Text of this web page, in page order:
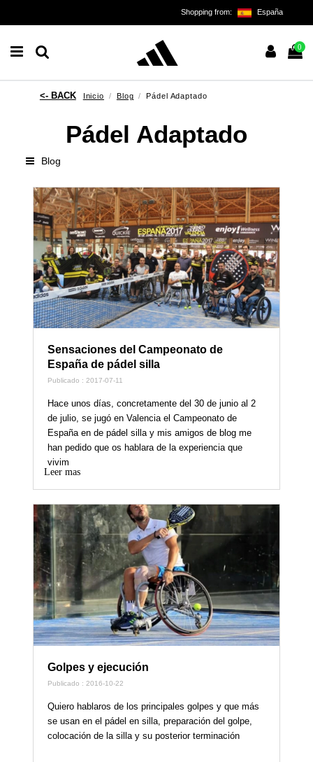
Shopping from: España
0
Inicio Blog Pádel Adaptado
Pádel Adaptado
Blog
Sensaciones del Campeonato de
España de pádel silla
Publicado : 2017-07-11
Hace unos días, concretamente del 30 de junio al 2
de julio, se jugó en Valencia el Campeonato de
España en de pádel silla y mis amigos de blog me
han pedido que os hablara de la experiencia que
vivim
Leer mas
Golpes y ejecución
Publicado : 2016-10-22
Quiero hablaros de los principales golpes y que más
se usan en el pádel en silla, preparación del golpe,
colocación de la silla y su posterior terminación